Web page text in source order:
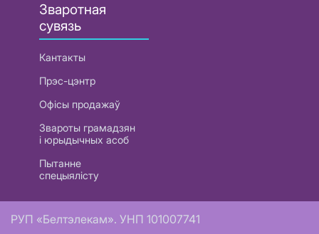
Зваротная
сувязь
Кантакты
Прэс-цэнтр
Офісы продажаў
Звароты грамадзян
і юрыдычных асоб
Пытанне
спецыялісту
РУП «Белтэлекам». УНП 101007741